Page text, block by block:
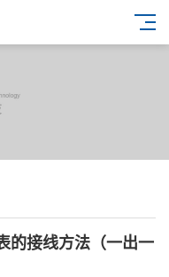
的接线方法（一出一